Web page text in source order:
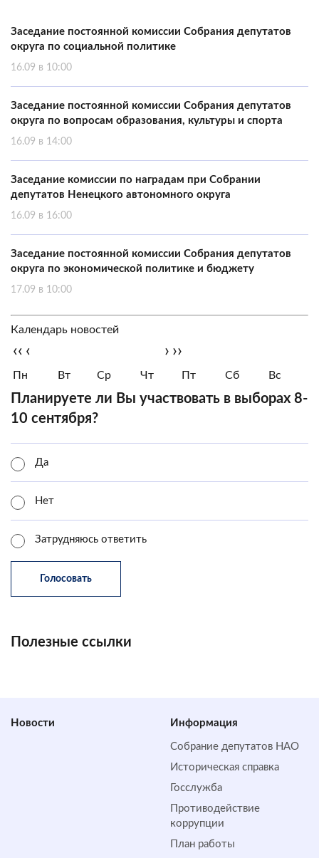
Заседание постоянной комиссии Собрания депутатов
округа по социальной политике
16.09 в 10:00
Заседание постоянной комиссии Собрания депутатов
округа по вопросам образования, культуры и спорта
16.09 в 14:00
Заседание комиссии по наградам при Собрании
депутатов Ненецкого автономного округа
16.09 в 16:00
Заседание постоянной комиссии Собрания депутатов
округа по экономической политике и бюджету
17.09 в 10:00
Календарь новостей
‹‹ ‹ › ››
Пн Вт Ср Чт Пт Сб Вс
Планируете ли Вы участвовать в выборах 8-
10 сентября?
Да
Нет
Затрудняюсь ответить
Полезные ссылки
Новости Информация
Собрание депутатов НАО
Историческая справка
Госслужба
Противодействие
коррупции
План работы